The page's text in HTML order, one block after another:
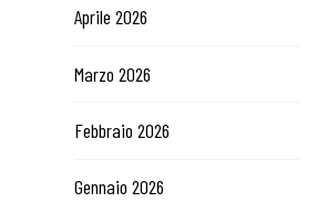
Aprile 2026
Marzo 2026
Febbraio 2026
Gennaio 2026